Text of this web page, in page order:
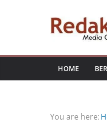
HOME
You are here: